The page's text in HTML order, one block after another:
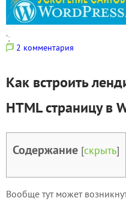
';
2 комментария
Как встроить
HTML страницу в
Содержание [скрыть]
Вообще тут может